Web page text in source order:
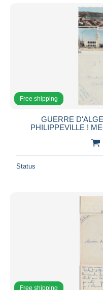
Free shipping
GUERRE
PHILIPPEVILLE !
Status
Free shipping